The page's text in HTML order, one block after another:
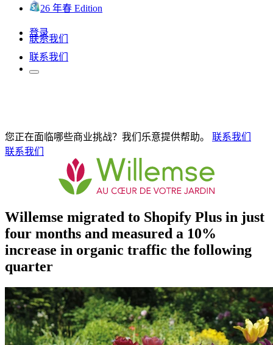
26 年春 Edition
登录
联系我们
联系我们
您正在面临哪些商业挑战？我们乐意提供帮助。
联系我们
联系我们
Willemse migrated to Shopify Plus in just
four months and measured a 10%
increase in organic traffic the following
quarter